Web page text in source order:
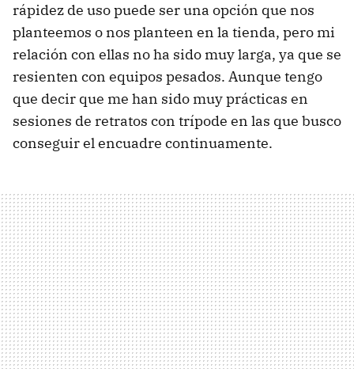
rápidez de uso puede ser una opción que nos
planteemos o nos planteen en la tienda, pero mi
relación con ellas no ha sido muy larga, ya que se
resienten con equipos pesados. Aunque tengo
que decir que me han sido muy prácticas en
sesiones de retratos con trípode en las que busco
conseguir el encuadre continuamente.